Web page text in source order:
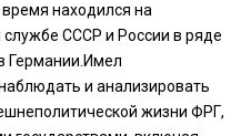
находился на
службе СССР и России в ряде
Германии.Имел
и анализировать
жизни ФРГ,